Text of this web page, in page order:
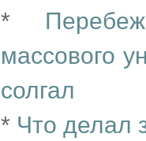
*
массового
солгал
* Что делал